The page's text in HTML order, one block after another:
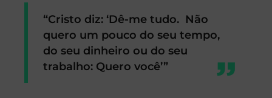
“Cristo diz: ‘Dê-me tudo. Não
quero um pouco do seu tempo,
do seu dinheiro ou do seu
trabalho: Quero você’”